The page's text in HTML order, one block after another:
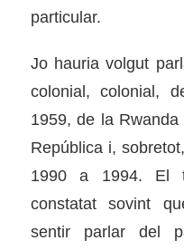
particular.
Jo hauria volgut
colonial, colonial,
1959, de la
República i,
1990 a 1994. El
constatat sovint
sentir parlar del